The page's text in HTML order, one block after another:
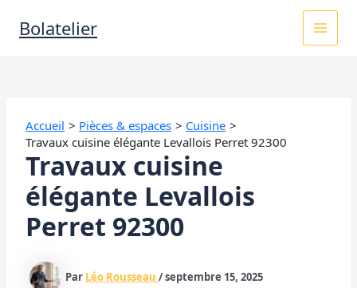
contenu
Bolatelier
MAIN
Accueil Pièces & espaces
Cuisine
Travaux cuisine élégante Levallois Perret 92300
Travaux cuisine
élégante Levallois
Perret 92300
Par Léo Rousseau/septembre 15, 2025